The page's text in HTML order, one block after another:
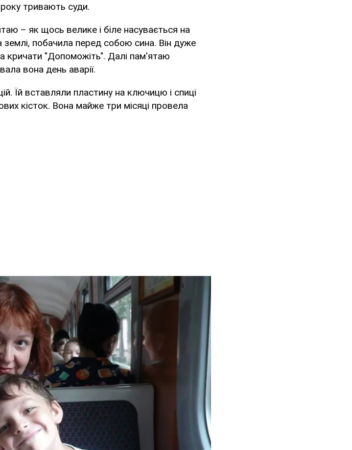
тривають суди.
– як щось велике і біле насувається на
побачила перед собою сина. Він дуже
кричати "Допоможіть". Далі пам'ятаю
вона день аварії.
Їй вставляли пластину на ключицю і спиці
кісток. Вона майже три місяці провела